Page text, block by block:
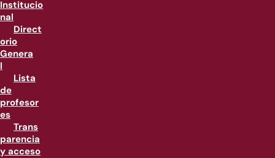
Institucio
nal
Direct
orio
Genera
l
Lista
de
profesor
es
Trans
parencia
y acceso